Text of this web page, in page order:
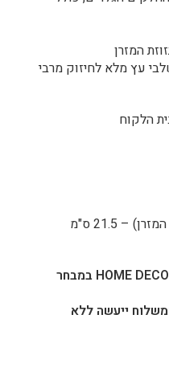
המזרן
עץ מלא לחיזוק מרבי
הלקוח
21.5 ס"מ
מזרני AMBASSADOR מבית HOME DECOR במבחר
ייעשה ללא